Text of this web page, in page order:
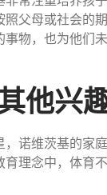
父母或社会的
物，也为他们
他兴
诺维茨基的家
理念中，体育